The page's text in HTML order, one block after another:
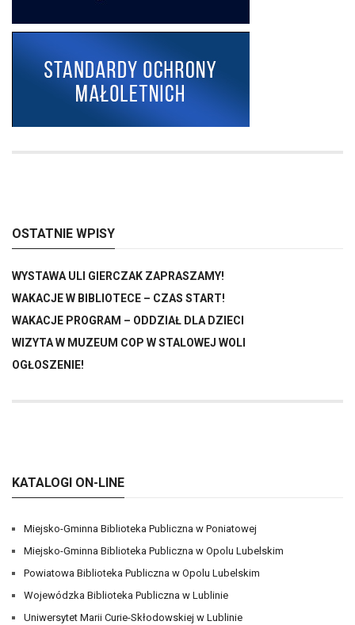
OSTATNIE WPISY
WYSTAWA ULI GIERCZAK ZAPRASZAMY!
WAKACJE W BIBLIOTECE – CZAS START!
WAKACJE PROGRAM – ODDZIAŁ DLA DZIECI
WIZYTA W MUZEUM COP W STALOWEJ WOLI
OGŁOSZENIE!
KATALOGI ON-LINE
Miejsko-Gminna Biblioteka Publiczna w Poniatowej
Miejsko-Gminna Biblioteka Publiczna w Opolu Lubelskim
Powiatowa Biblioteka Publiczna w Opolu Lubelskim
Wojewódzka Biblioteka Publiczna w Lublinie
Uniwersytet Marii Curie-Skłodowskiej w Lublinie